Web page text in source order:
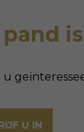
u
U IN